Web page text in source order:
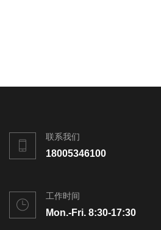
联系我们
18005346100
工作时间
Mon.-Fri. 8:30-17:30